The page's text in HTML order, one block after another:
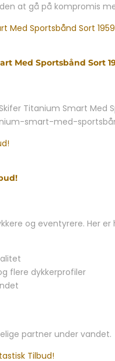
at gå på kompromis
Med Sportsbånd Sort
Titanium Smart
smart-med-
og eventyrere. Her er
flere dykkerprofiler
partner under vandet.